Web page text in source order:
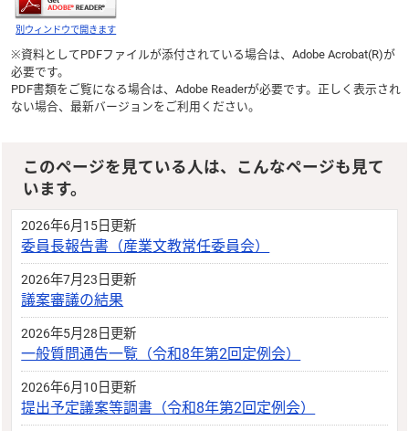
別ウィンドウで開きます
※資料としてPDFファイルが添付されている場合は、Adobe Acrobat(R)が
必要です。
PDF書類をご覧になる場合は、Adobe Readerが必要です。正しく表示され
ない場合、最新バージョンをご利用ください。
このページを見ている人は、こんなページも見て
います。
2026年6月15日更新
委員長報告書（産業文教常任委員会）
2026年7月23日更新
議案審議の結果
2026年5月28日更新
一般質問通告一覧（令和8年第2回定例会）
2026年6月10日更新
提出予定議案等調書（令和8年第2回定例会）